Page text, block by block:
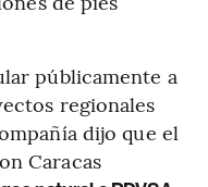
públicamente a
regionales
dijo que el
Caracas